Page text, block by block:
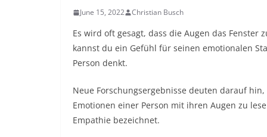
June 15, 2022 Christian Busch
Es wird oft gesagt, dass die Augen das
kannst du ein Gefühl für seinen emotionalen
Person denkt.
Neue Forschungsergebnisse deuten darauf
Emotionen einer Person mit ihren Augen zu
Empathie bezeichnet.